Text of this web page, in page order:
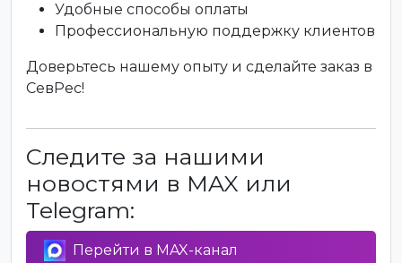
Удобные способы оплаты
Профессиональную поддержку клиентов
Доверьтесь нашему опыту и сделайте заказ в
СевРес!
Следите за нашими
новостями в MAX или
Telegram:
Перейти в MAX-канал